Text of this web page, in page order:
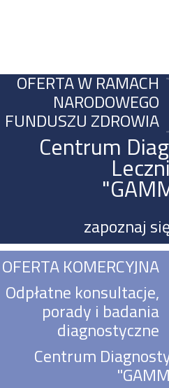
OFERTA W RAMACH
NARODOWEGO
FUNDUSZU ZDROWIA
Centrum
zapoznaj
OFERTA KOMERCYJNA
Odpłatne konsultacje,
porady i badania
diagnostyczne
Centrum